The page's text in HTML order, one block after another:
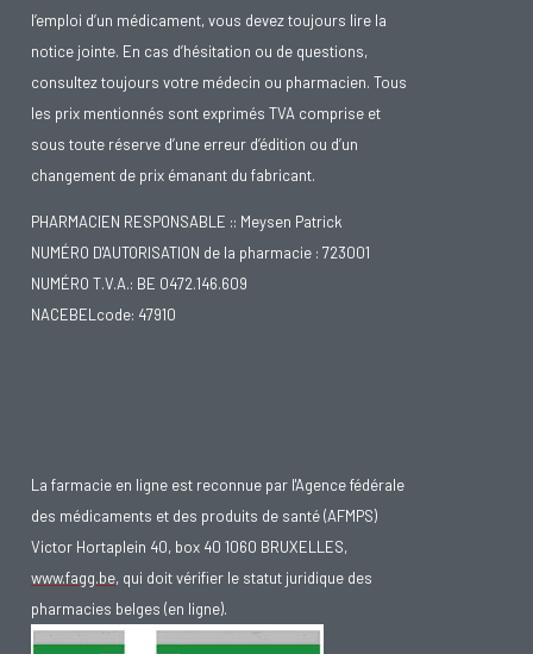
l’emploi d’un médicament, vous devez toujours lire la
notice jointe. En cas d’hésitation ou de questions,
consultez toujours votre médecin ou pharmacien. Tous
les prix mentionnés sont exprimés TVA comprise et
sous toute réserve d’une erreur d’édition ou d’un
changement de prix émanant du fabricant.
PHARMACIEN RESPONSABLE :: Meysen Patrick
NUMÉRO D'AUTORISATION de la pharmacie : 723001
NUMÉRO T.V.A.: BE 0472.146.609
NACEBELcode: 47910
La farmacie en ligne est reconnue par l'Agence fédérale
des médicaments et des produits de santé (AFMPS)
Victor Hortaplein 40, box 40 1060 BRUXELLES,
www.fagg.be, qui doit vérifier le statut juridique des
pharmacies belges (en ligne).